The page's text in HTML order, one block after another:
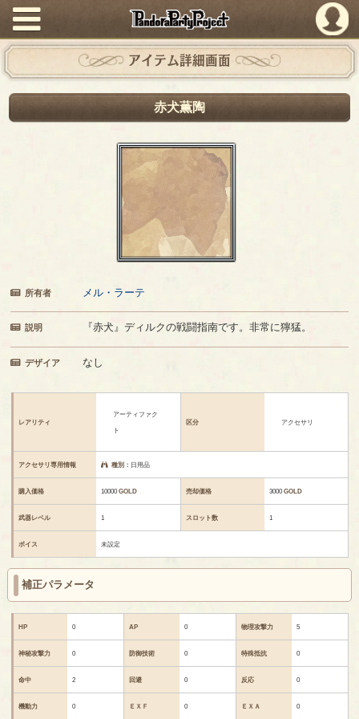
PandoraPartyProject
アイテム詳細画面
赤犬薫陶
所有者 メル・ラーテ
説明 『赤犬』ディルクの戦闘指南です。非常に獰猛。
デザイア なし
レアリティ
アーティファク
ト
区分 アクセサリ
アクセサリ専用情報 種別： 日用品
購入価格 10000GOLD 売却価格 3000GOLD
武器レベル 1 スロット数 1
ボイス 未設定
補正パラメータ
HP 0 AP 0 物理攻撃力 5
神秘攻撃力 0 防御技術 0 特殊抵抗 0
命中 2 回避 0 反応 0
機動力 0 ＥＸＦ 0 ＥＸＡ 0